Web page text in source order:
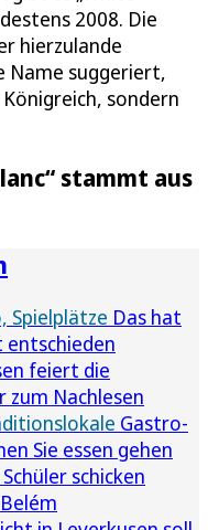
2008. Die
hierzulande
Name suggeriert,
sondern
stammt aus
Spielplätze Das hat
feiert die
zum Nachlesen
Gastro-
Sie essen gehen
schicken